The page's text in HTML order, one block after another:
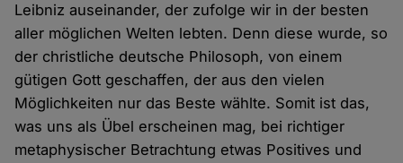
Leibniz auseinander, der zufolge wir in der besten
aller möglichen Welten lebten. Denn diese wurde, so
der christliche deutsche Philosoph, von einem
gütigen Gott geschaffen, der aus den vielen
Möglichkeiten nur das Beste wählte. Somit ist das,
was uns als Übel erscheinen mag, bei richtiger
metaphysischer Betrachtung etwas Positives und